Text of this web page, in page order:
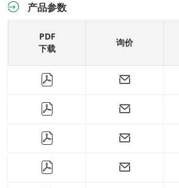
产品参数
PDF
下载
询价